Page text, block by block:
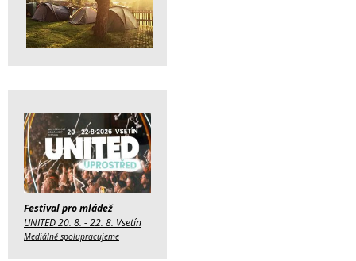
Festival pro mládež
UNITED 20. 8. - 22. 8. Vsetín
Mediálně spolupracujeme